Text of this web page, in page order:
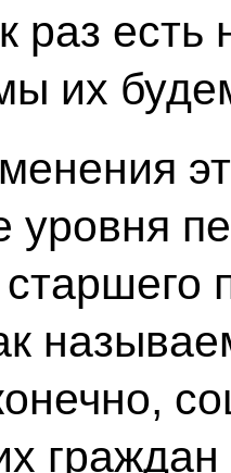
раз есть
их
граждан